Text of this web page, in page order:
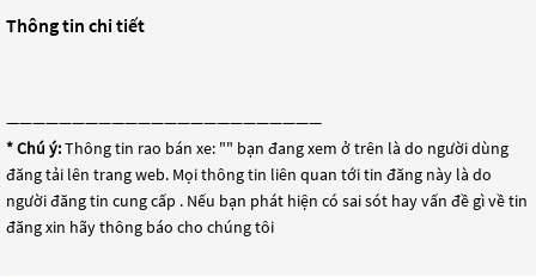
Thông tin chi tiết
————————————————————————
* Chú ý:Thông tin rao bán xe: "" bạn đang xem ở trên là do người dùng
đăng tải lên trang web. Mọi thông tin liên quan tới tin đăng này là do
người đăng tin cung cấp . Nếu bạn phát hiện có sai sót hay vấn đề gì về tin
đăng xin hãy thông báo cho chúng tôi